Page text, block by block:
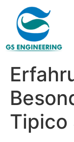
Tipico